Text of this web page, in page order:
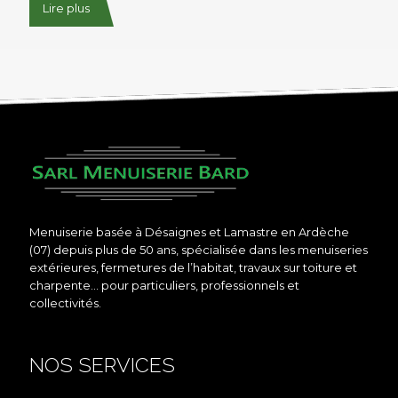
Lire plus
Menuiserie basée à Désaignes et Lamastre en Ardèche
(07) depuis plus de 50 ans, spécialisée dans les menuiseries
extérieures, fermetures de l’habitat, travaux sur toiture et
charpente… pour particuliers, professionnels et
collectivités.
NOS SERVICES